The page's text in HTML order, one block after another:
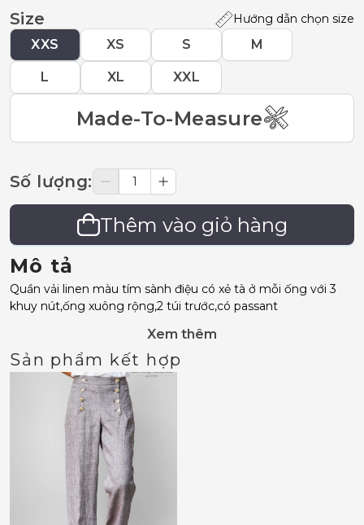
Size Hướng dẫn chọn size
XXS XS S M
L XL XXL
Made-To-Measure
Số lượng:
Thêm vào giỏ hàng
Mô tả
Quần vải linen màu tím sành điệu có xẻ tà ở mỗi ống với 3
khuy nút,ống xuông rộng,2 túi trước,có passant
Xem thêm
Sản phẩm kết hợp